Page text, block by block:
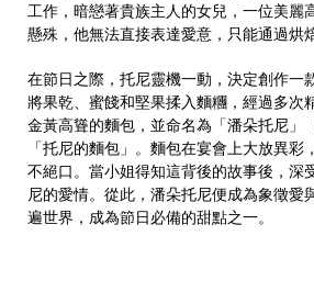
工作，暗戀著貴族主人的女兒，一位美麗
懸殊，他無法直接表達愛意，只能通過烘
在節日之際，托尼靈機一動，決定創作一
將果乾、蜜餞和堅果揉入麵糰，經過多次
金黃高聳的麵包，並命名為「潘朵托尼」
「托尼的麵包」。麵包在宴會上大放異彩
不絕口。當小姐得知這背後的故事後，深
尼的愛情。從此，潘朵托尼便成為象徵愛
遍世界，成為節日必備的甜點之一。